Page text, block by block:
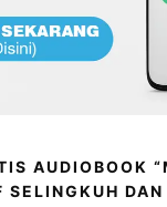
AUDIOBOOK
SELINGKUH DAN